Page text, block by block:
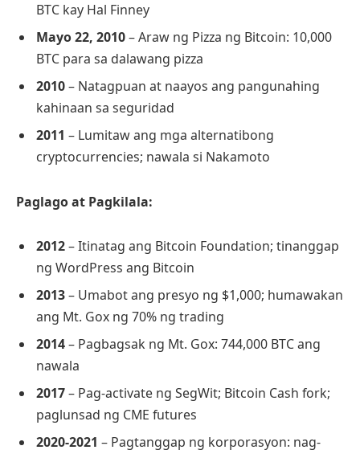
BTC kay Hal Finney
Mayo 22, 2010– Araw ng Pizza ng Bitcoin: 10,000
BTC para sa dalawang pizza
2010– Natagpuan at naayos ang pangunahing
kahinaan sa seguridad
2011 – Lumitaw ang mga alternatibong
cryptocurrencies; nawala si Nakamoto
Paglago at Pagkilala:
2012– Itinatag ang Bitcoin Foundation; tinanggap
ng WordPress ang Bitcoin
2013– Umabot ang presyo ng $1,000; humawakan
ang Mt. Gox ng 70% ng trading
2014– Pagbagsak ng Mt. Gox: 744,000 BTC ang
nawala
2017– Pag-activate ng SegWit; Bitcoin Cash fork;
paglunsad ng CME futures
2020-2021 – Pagtanggap ng korporasyon: nag-